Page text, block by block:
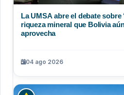
La UMSA abre el debate
riqueza mineral que Bolivia
aprovecha
04 ago 2026